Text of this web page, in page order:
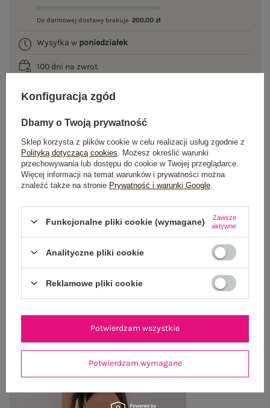
Do darmowej dostawy brakuje 200,00 zł
Wysyłka w poniedziałek
100 dni na zwrot
OPIS PRODUKTU
GŁÓWNE PARAMETRY
OPINIE O PRODUKCIE (0)
WYSYŁKA I DOSTAWA
OSTATNIO OGLĄDANE
Zobacz wszystko
Konfiguracja zgód
Dbamy o Twoją prywatność
Sklep korzysta z plików cookie w celu realizacji usług zgodnie z
Polityką dotyczącą cookies . Możesz określić warunki
przechowywania lub dostępu do cookie w Twojej przeglądarce.
Więcej informacji na temat warunków i prywatności można
znaleźć także na stronie Prywatność i warunki Google
Funkcjonalne pliki cookie (wymagane)
Zawsze
aktywne
Analityczne pliki cookie
Reklamowe pliki cookie
Potwierdzam wymagane
Potwierdzam wszystkie